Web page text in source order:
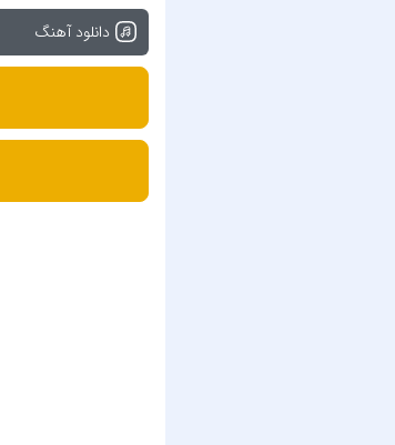
دانلود آهنگ